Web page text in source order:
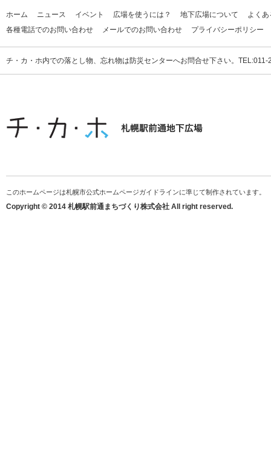
ホーム ニュース イベント 広場を使うには？ 地下広場について
よく
各種電話でのお問い合わせ
メールでのお問い合わせ プライバシーポリシー
チ・カ・ホ内での落とし物、忘れ物は防災センターへお問合せ下さい。
このホームページは札幌市公式ホームページガイドラインに準じて制作されています。
Copyright © 2014 札幌駅前通まちづくり株式会社 All right reserved.